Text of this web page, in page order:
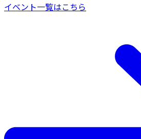
イベント一覧はこちら